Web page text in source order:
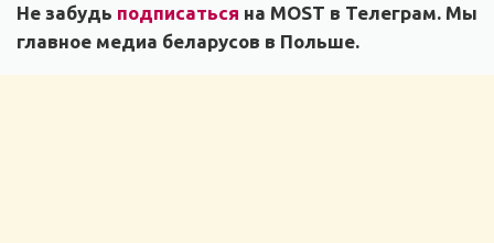
Не забудь подписаться на MOST в Телеграм. Мы
главное медиа беларусов в Польше.